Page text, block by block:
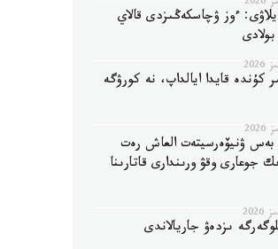
ءوز ۋچاسكەڭىزدى قالاي
كۇندە قايدا ايالداپ، نە كورۋگە
بەس ۋنيۆەرسيتەت العاش رەت
جوعارى وقۋ ورىندارى قاتارىنا
ىزدەۋ جاريالاندى